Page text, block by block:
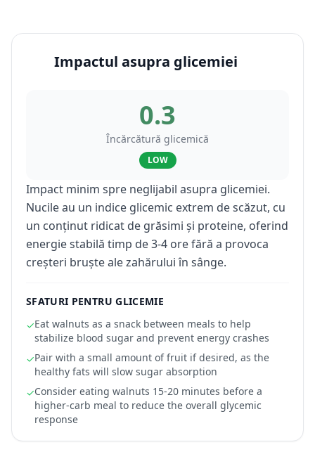
Impactul asupra glicemiei
0.3
Încărcătură glicemică
LOW
Impact minim spre neglijabil asupra glicemiei.
Nucile au un indice glicemic extrem de scăzut, cu
un conținut ridicat de grăsimi și proteine, oferind
energie stabilă timp de 3-4 ore fără a provoca
creșteri bruște ale zahărului în sânge.
SFATURI PENTRU GLICEMIE
✓Eat walnuts as a snack between meals to help
stabilize blood sugar and prevent energy crashes
✓Pair with a small amount of fruit if desired, as the
healthy fats will slow sugar absorption
✓Consider eating walnuts 15-20 minutes before a
higher-carb meal to reduce the overall glycemic
response